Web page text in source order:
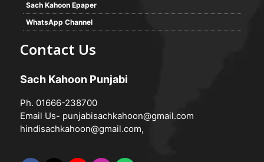
Sach Kahoon Epaper
WhatsApp Channel
Contact Us
Sach Kahoon Punjabi
Ph. 01666-238700
Email Us- punjabisachkahoon@gmail.com
hindisachkahoon@gmail.com,